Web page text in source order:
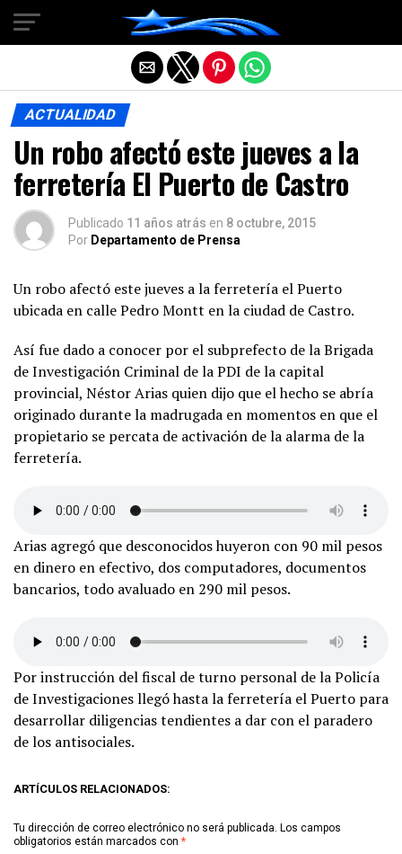
ACTUALIDAD
Un robo afectó este jueves a la
ferretería El Puerto de Castro
Publicado 11 años atrás en 8 octubre, 2015
Por Departamento de Prensa
Un robo afectó este jueves a la ferretería el Puerto
ubicada en calle Pedro Montt en la ciudad de Castro.
Así fue dado a conocer por el subprefecto de la Brigada
de Investigación Criminal de la PDI de la capital
provincial, Néstor Arias quien dijo que el hecho se abría
originado durante la madrugada en momentos en que el
propietario se percata de activación de la alarma de la
ferretería.
Arias agregó que desconocidos huyeron con 90 mil pesos
en dinero en efectivo, dos computadores, documentos
bancarios, todo avaluado en 290 mil pesos.
Por instrucción del fiscal de turno personal de la Policía
de Investigaciones llegó hasta la ferretería el Puerto para
desarrollar diligencias tendientes a dar con el paradero
de los antisociales.
ARTÍCULOS RELACIONADOS:
Tu dirección de correo electrónico no será publicada. Los campos
obligatorios están marcados con *
Salir de la versión móvil